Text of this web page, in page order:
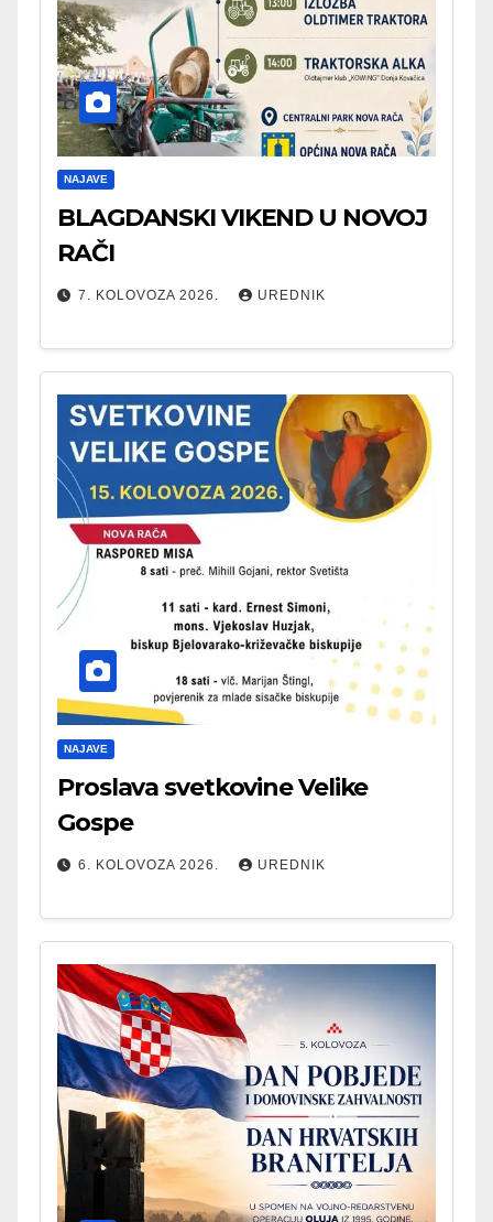
NAJAVE
BLAGDANSKI VIKEND U NOVOJ
RAČI
7. KOLOVOZA 2026. UREDNIK
NAJAVE
Proslava svetkovine Velike
Gospe
6. KOLOVOZA 2026. UREDNIK